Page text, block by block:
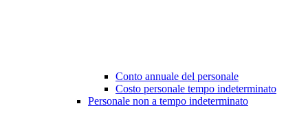
Conto annuale del personale
Costo personale tempo indeterminato
Personale non a tempo indeterminato